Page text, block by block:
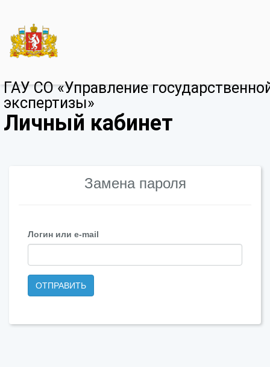
ГАУ СО «Управление
экспертизы»
Личный кабинет
Замена пароля
Логин или e-mail
ОТПРАВИТЬ